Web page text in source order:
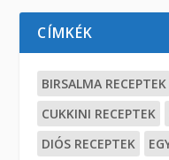
CÍMKÉK
BIRSALMA RECEPTEK
CUKKINI RECEPTEK
DIÓS RECEPTEK